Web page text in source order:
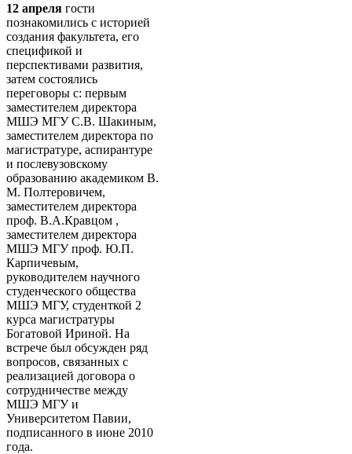
12 апреля гости
познакомились с историей
создания факультета, его
спецификой и
перспективами развития,
затем состоялись
переговоры с: первым
заместителем директора
МШЭ МГУ С.В. Шакиным,
заместителем директора по
магистратуре, аспирантуре
и послевузовскому
образованию академиком В.
М. Полтеровичем,
заместителем директора
проф. В.А.Кравцом ,
заместителем директора
МШЭ МГУ проф. Ю.П.
Карпичевым,
руководителем научного
студенческого общества
МШЭ МГУ, студенткой 2
курса магистратуры
Богатовой Ириной. На
встрече был обсужден ряд
вопросов, связанных с
реализацией договора о
сотрудничестве между
МШЭ МГУ и
Университетом Павии,
подписанного в июне 2010
года.